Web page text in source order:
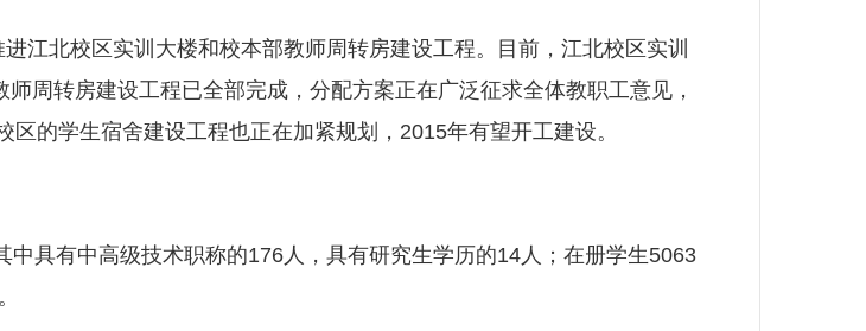
北校区实训大楼和校本部教师周转房建设工程。目前，江北校区实训
周转房建设工程已全部完成，分配方案正在广泛征求全体教职工意见，
的学生宿舍建设工程也正在加紧规划，2015年有望开工建设。
有中高级技术职称的176人，具有研究生学历的14人；在册学生5063